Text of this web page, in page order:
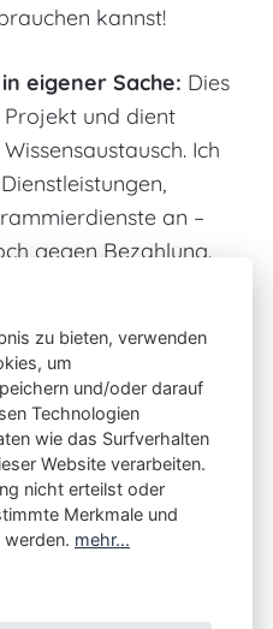
kannst!
eigener Sache: Dies
und dient
Ich
an –
gegen Bezahlung.
einem Bastler für
zu bieten, verwenden
um
und/oder darauf
Technologien
wie das Surfverhalten
Website verarbeiten.
nicht erteilst oder
Merkmale und
mehr...